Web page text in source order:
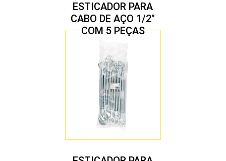
ESTICADOR PARA
CABO DE AÇO 1/2″
COM 5 PEÇAS